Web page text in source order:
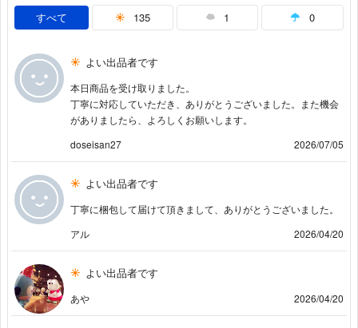
すべて 135 1 0
よい出品者です
本日商品を受け取りました。
丁寧に対応していただき、ありがとうございました。また機会
がありましたら、よろしくお願いします。
doseisan27
2026/07/05
よい出品者です
丁寧に梱包して届けて頂きまして、ありがとうございました。
アル
2026/04/20
よい出品者です
あや 2026/04/20